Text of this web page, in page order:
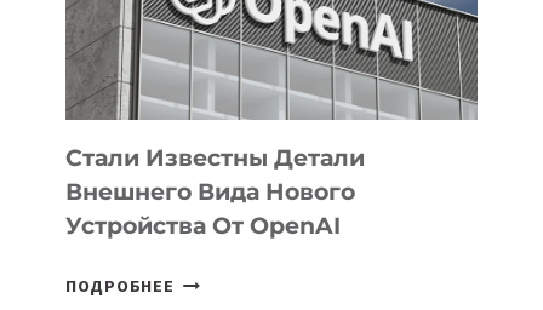
ЭКОСИСТЕМЫ
ИСКУССТВЕННОГО
ИНТЕЛЛЕКТА
Стали Известны Детали
Внешнего Вида Нового
Устройства От OpenAI
ПОДРОБНЕЕ СТАЛИ